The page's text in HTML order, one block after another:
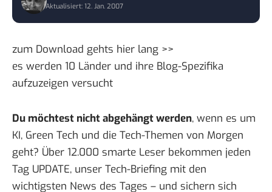
Aktualisiert: 12. Jan. 2007
zum Download gehts hier lang >>
es werden 10 Länder und ihre Blog-Spezifika
aufzuzeigen versucht
Du möchtest nicht abgehängt werden, wenn es um
KI, Green Tech und die Tech-Themen von Morgen
geht? Über 12.000 smarte Leser bekommen jeden
Tag UPDATE, unser Tech-Briefing mit den
wichtigsten News des Tages – und sichern sich